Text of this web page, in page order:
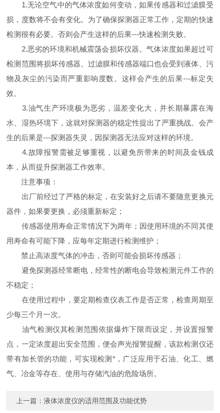
1.无论空气中的气体浓度如何变动，如果传感器和过滤膜受
损，度数将不会有变化。为了确保探测器正常工作，定期的快速
检测很有必要。否则会产生这样的后果---快速检测失败。
2.恶劣的环境和机械震荡会损坏仪器。气体浓度如果超过可
检测范围将损坏传感器。过滤膜和传感器端口也会受到液体、污
物及灰尘的污染而严重影响度数。这样会产生的后果---标定失
效。
3.油气生产环境极为恶劣，温差变化大，并长期暴露在海
水、湿热环境下，这就对探测器的稳定性提出了严重挑战。会产
生的后果是---探测器失灵，因探测器无法应对这样的环境。
4.故障报警需被足够重视，以避免所带来的时间及金钱成
本，从而提升探测器工作效率。
注意事项：
出厂前经过了严格的标定，在安装好之后请不要随意更换元
器件，如果要更换，必须重新标定；
传感器使用寿命正常情况下为两年；因使用环境的不同其使
用寿命有可能下降，应每年定期进行检测维护；
禁止高浓度气体的冲击，否则可能会损坏传感器；
避免探测器经常断电，经常性的断电会导致检测元件工作的
不稳定；
在使用过程中，要定期检查仪表工作是否正常，检查周期至
少每三个月一次。
油气检测仪其检测范围依据爆炸下限而设定，并设置报警
点，一定浓度超出安全范围，便会声光报警提醒，该款检测仪还
带有加长管的功能，可实现检测*，广泛应用于石油、化工、燃
气、冶金等存在、使用与存储汽油的危险场所。
上一篇：液体浓度仪的适用范围及功能优势